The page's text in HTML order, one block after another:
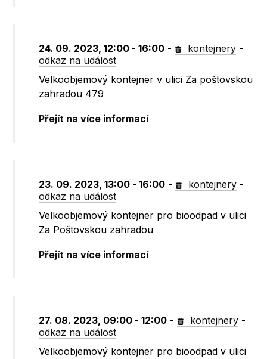
24. 09. 2023, 12:00 - 16:00 - kontejnery -
odkaz na událost
Velkoobjemový kontejner v ulici Za poštovskou
zahradou 479
Přejít na více informací
23. 09. 2023, 13:00 - 16:00 - kontejnery -
odkaz na událost
Velkoobjemový kontejner pro bioodpad v ulici
Za Poštovskou zahradou
Přejít na více informací
27. 08. 2023, 09:00 - 12:00 - kontejnery -
odkaz na událost
Velkoobjemový kontejner pro bioodpad v ulici